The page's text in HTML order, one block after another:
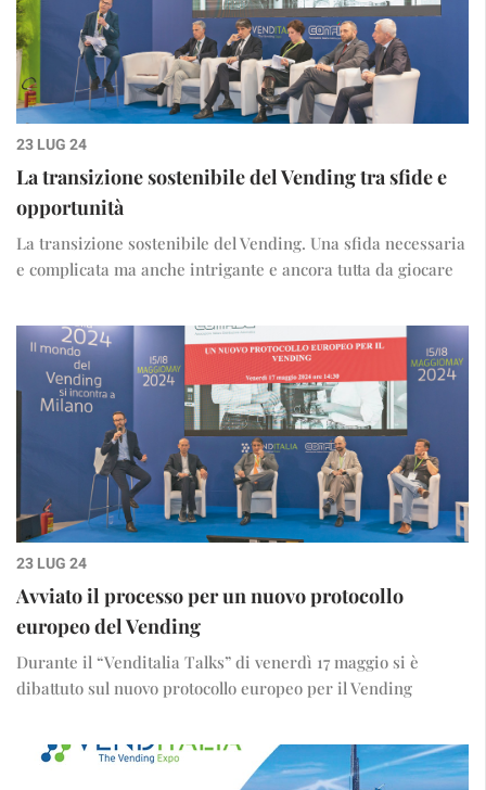
23 LUG 24
La transizione sostenibile del Vending tra sfide e
opportunità
La transizione sostenibile del Vending. Una sfida necessaria
e complicata ma anche intrigante e ancora tutta da giocare
23 LUG 24
Avviato il processo per un nuovo protocollo
europeo del Vending
Durante il “Venditalia Talks” di venerdì 17 maggio si è
dibattuto sul nuovo protocollo europeo per il Vending